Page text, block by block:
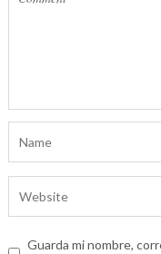
Guarda mi nombre,